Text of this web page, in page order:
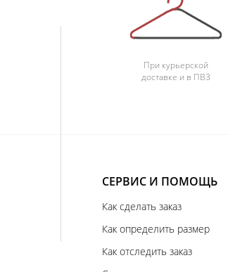
При курьерской
доставке и в ПВЗ
СЕРВИС И ПОМОЩЬ
Как сделать заказ
Как определить размер
Как отследить заказ